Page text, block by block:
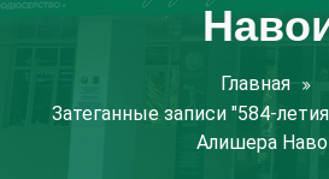
Главная
Затеганные записи "584-
Алишера